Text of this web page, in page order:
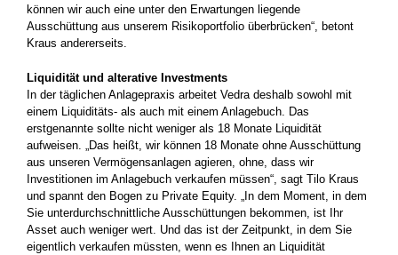
können wir auch eine unter den Erwartungen liegende
Ausschüttung aus unserem Risikoportfolio überbrücken“, betont
Kraus andererseits.
Liquidität und alterative Investments
In der täglichen Anlagepraxis arbeitet Vedra deshalb sowohl mit
einem Liquiditäts- als auch mit einem Anlagebuch. Das
erstgenannte sollte nicht weniger als 18 Monate Liquidität
aufweisen. „Das heißt, wir können 18 Monate ohne Ausschüttung
aus unseren Vermögensanlagen agieren, ohne, dass wir
Investitionen im Anlagebuch verkaufen müssen“, sagt Tilo Kraus
und spannt den Bogen zu Private Equity. „In dem Moment, in dem
Sie unterdurchschnittliche Ausschüttungen bekommen, ist Ihr
Asset auch weniger wert. Und das ist der Zeitpunkt, in dem Sie
eigentlich verkaufen müssten, wenn es Ihnen an Liquidität